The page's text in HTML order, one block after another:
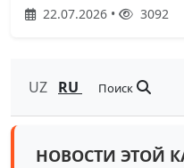
22.07.2026 • 3092
UZ RU Поиск
НОВОСТИ ЭТОЙ